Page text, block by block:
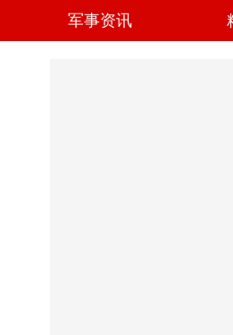
军事资讯